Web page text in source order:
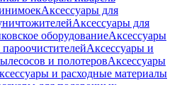
Аксессуары для
Аксессуары для
оборудованиеАксессуары
Аксессуары и
и полотеровАксессуары
и расходные материалы